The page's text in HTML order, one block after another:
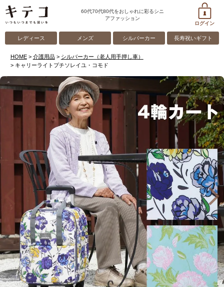
60代70代80代をおしゃれに彩るシニ
アファッション
ログイン
レディース メンズ シルバーカー 長寿祝いギフト
HOME 介護用品
シルバーカー（老人用手押し車）
キャリーライトプチソレイユ・コモド